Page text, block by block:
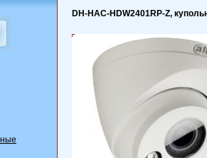
DH-HAC-HDW2401RP-Z,